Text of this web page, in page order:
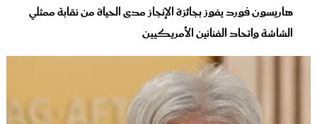
هاريسون فورد يفوز بجائزة الإنجاز مدى الحياة من نقابة ممثلي
الشاشة واتحاد الفنانين الأمريكيين